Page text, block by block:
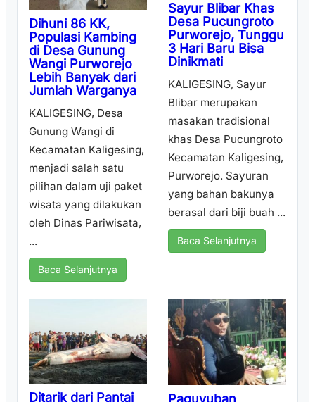
Dihuni 86 KK,
Populasi Kambing
di Desa Gunung
Wangi Purworejo
Lebih Banyak dari
Jumlah Warganya
KALIGESING, Desa
Gunung Wangi di
Kecamatan Kaligesing,
menjadi salah satu
pilihan dalam uji paket
wisata yang dilakukan
oleh Dinas Pariwisata,
...
Baca Selanjutnya
Sayur Blibar Khas
Desa Pucungroto
Purworejo, Tunggu
3 Hari Baru Bisa
Dinikmati
KALIGESING, Sayur
Blibar merupakan
masakan tradisional
khas Desa Pucungroto
Kecamatan Kaligesing,
Purworejo. Sayuran
yang bahan bakunya
berasal dari biji buah ...
Baca Selanjutnya
Ditarik dari Pantai Paguyuban